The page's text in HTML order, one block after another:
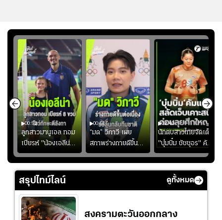
00:52
ลูกสาวมานูเอล ทอม
เบียรห์ "น้องเอลีน่า"
วัย 8 ขวบ โชว์ตี
ลังกาสุดพริ้ว
00:51
“มด” วิภาวี เผย
สภาพร่างกายดีขึ้น
อย่างต่อเนื่อง พร้อม
พยายามลงสนามให้
02:40
นักตบสาวไทยจัดเต็ม
"บุ๋มบิ๋ม ชัชชุอร" คัม
แบ็ก ศึก" SEA V
CUP 2026" เลก
สอง!!
สรุปไทม์ไลน์ ดูทั้งหมด
สงครามตะวันออกกลาง